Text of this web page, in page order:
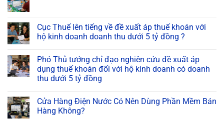
Cục Thuế lên tiếng về đề xuất áp thuế khoán với
hộ kinh doanh doanh thu dưới 5 tỷ đồng ?
Phó Thủ tướng chỉ đạo nghiên cứu đề xuất áp
dụng thuế khoán đối với hộ kinh doanh có doanh
thu dưới 5 tỷ đồng
Cửa Hàng Điện Nước Có Nên Dùng Phần Mềm Bán
Hàng Không?